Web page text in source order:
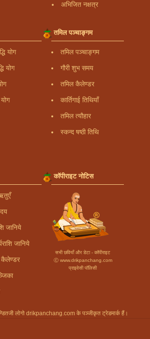
अभिजित नक्षत्र
योग
योग
तमिल पञ्चाङ्गम
तमिल पञ्चाङ्गम
गौरी शुभ समय
तमिल कैलेण्डर
कार्तिगाई तिथियाँ
तमिल त्यौहार
स्कन्द षष्ठी तिथि
जानिये
जानिये
कैलेण्डर
कॉपीराइट नोटिस
सभी छवियाँ और डेटा - कॉपीराइट
Ⓒ www.drikpanchang.com
प्राइवेसी पॉलिसी
लोगो drikpanchang.com के पञ्जीकृत ट्रेडमार्क हैं।